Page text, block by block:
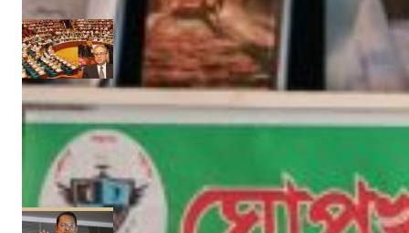
‘উপকূলবাসীকে সুরক্ষায় তিন হাজার কোটি টাকার প্রকল্প’ :: সংসদে পানি সম্পদমন্ত্রী
নিজস্ব সংবাদদাতাজুন ১৩, ২০১৭